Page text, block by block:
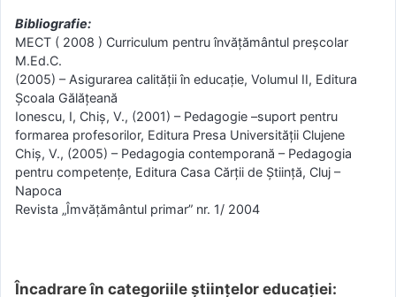
Bibliografie:
MECT ( 2008 ) Curriculum pentru învăţământul preşcolar
M.Ed.C.
(2005) – Asigurarea calităţii în educaţie, Volumul II, Editura
Şcoala Gălăţeană
Ionescu, I, Chiş, V., (2001) – Pedagogie –suport pentru
formarea profesorilor, Editura Presa Universităţii Clujene
Chiş, V., (2005) – Pedagogia contemporană – Pedagogia
pentru competenţe, Editura Casa Cărţii de Ştiinţă, Cluj –
Napoca
Revista „Îmvăţământul primar” nr. 1/ 2004
Încadrare în categoriile științelor educației: